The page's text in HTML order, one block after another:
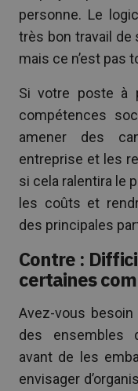
personne. Le
très bon travail de
mais ce n’est pas
Si votre poste à
compétences
amener des
entreprise et les
si cela ralentira le
les coûts et
des principales
Contre :
certaines
Avez-vous
des ensembles
avant de les
envisager